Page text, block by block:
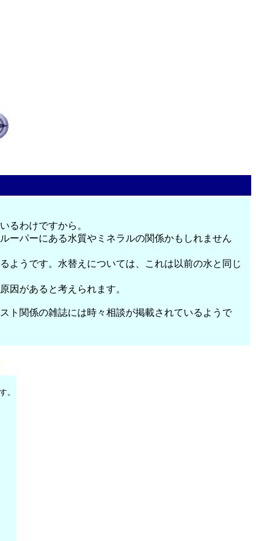
るわけですから。
ーパーにある水質やミネラルの関係かもしれません
ようです。水替えについては、これは以前の水と同じ
因があると考えられます。
ト関係の雑誌には時々相談が掲載されているようで
。